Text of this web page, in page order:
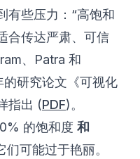
有些压力：“高饱和
合传达严肃、可信
、Patra 和
研究论文《可视化
指出 (PDF)。
的饱和度 和
可能过于艳丽。